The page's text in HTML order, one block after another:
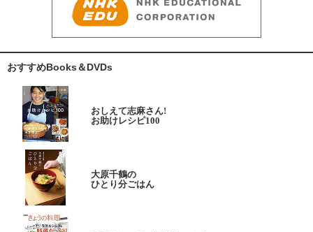
おすすめBooks＆DVDs
おしえて志麻さん!
お助けレシピ100
大原千鶴の
ひとり分ごはん